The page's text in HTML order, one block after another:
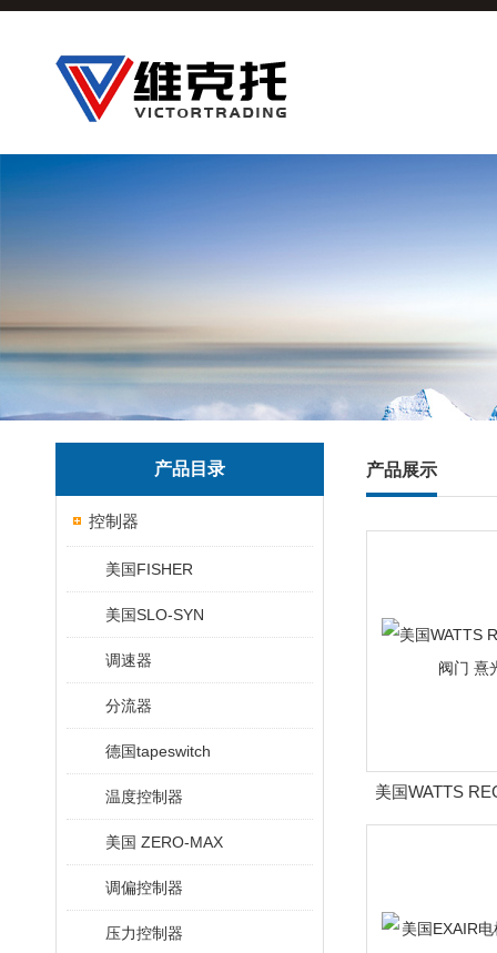
产品目录
控制器
美国FISHER
美国SLO-SYN
调速器
分流器
德国tapeswitch
温度控制器
美国 ZERO-MAX
调偏控制器
压力控制器
产品展示
美国WATTS
门 熹